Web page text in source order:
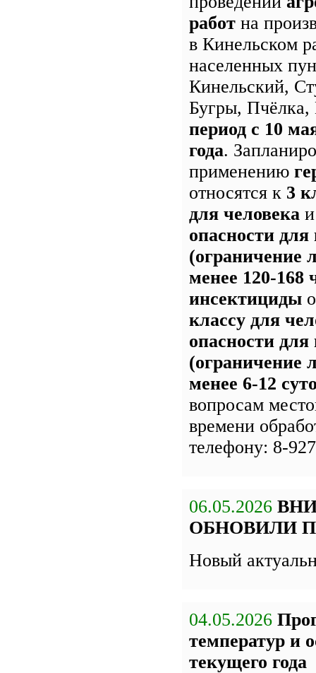
работ на
в Кинельском
населенных
Кинельский,
Бугры,
период с 10
года.
применению
относятся к 3
для человека
опасности для
(ограничение
менее 120-168
инсектициды
классу для
опасности для
(ограничение
менее 6-12
вопросам
времени
телефону: 8-
06.05.2026
ОБНОВИЛИ
Новый
04.05.2026
температур и
текущего года